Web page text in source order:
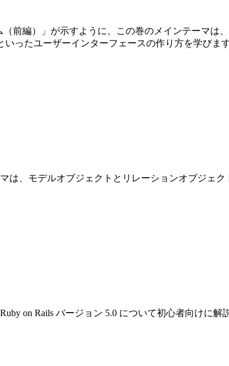
前編）」が示すように、この巻のメインテーマ
ったユーザーインターフェースの作り方を学びます
は、モデルオブジェクトとリレーションオブジェク
on Rails バージョン 5.0 について初心者向けに